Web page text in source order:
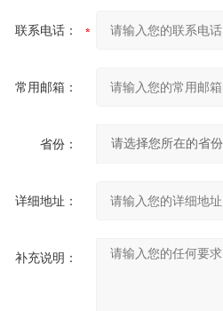
联系电话：
常用邮箱：
省份：
详细地址：
补充说明：